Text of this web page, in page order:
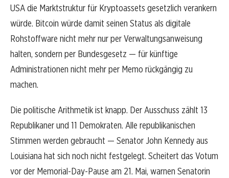
USA die Marktstruktur für Kryptoassets gesetzlich verankern
würde. Bitcoin würde damit seinen Status als digitale
Rohstoffware nicht mehr nur per Verwaltungsanweisung
halten, sondern per Bundesgesetz — für künftige
Administrationen nicht mehr per Memo rückgängig zu
machen.
Die politische Arithmetik ist knapp. Der Ausschuss zählt 13
Republikaner und 11 Demokraten. Alle republikanischen
Stimmen werden gebraucht — Senator John Kennedy aus
Louisiana hat sich noch nicht festgelegt. Scheitert das Votum
vor der Memorial-Day-Pause am 21. Mai, warnen Senatorin